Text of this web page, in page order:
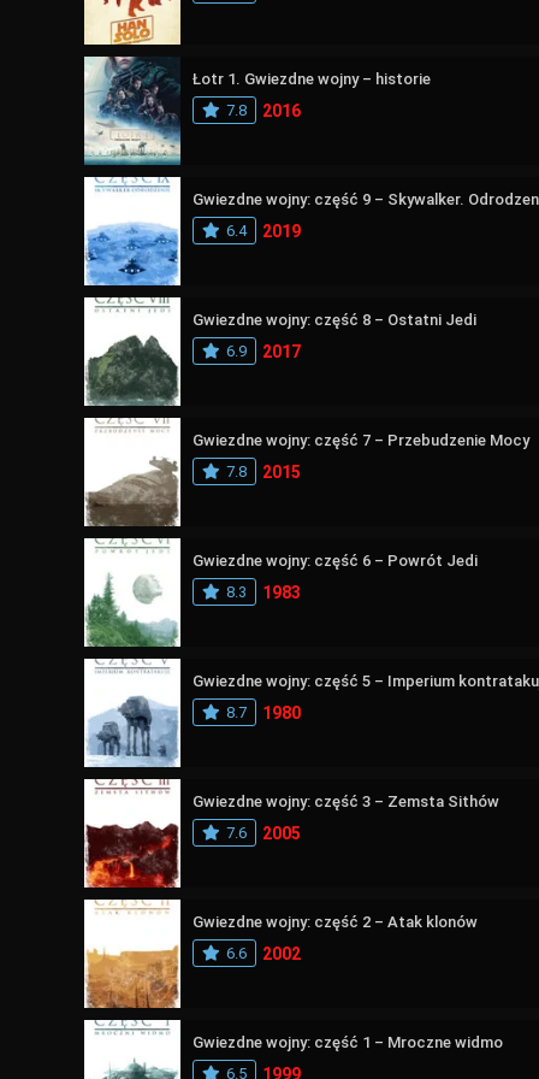
Łotr 1. Gwiezdne wojny – historie
7.8
2016
Gwiezdne wojny: część 9 – Skywalker.
6.4
2019
Gwiezdne wojny: część 8 – Ostatni Jedi
6.9
2017
Gwiezdne wojny: część 7 – Przebudzenie Mocy
7.8
2015
Gwiezdne wojny: część 6 – Powrót Jedi
8.3
1983
Gwiezdne wojny: część 5 – Imperium
8.7
1980
Gwiezdne wojny: część 3 – Zemsta Sithów
7.6
2005
Gwiezdne wojny: część 2 – Atak klonów
6.6
2002
Gwiezdne wojny: część 1 – Mroczne widmo
6.5
1999